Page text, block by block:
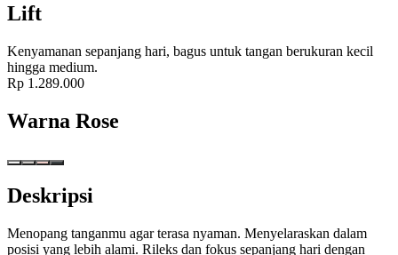
Lift
Kenyamanan sepanjang hari, bagus untuk tangan berukuran kecil
hingga medium.
Rp 1.289.000
Warna Rose
Deskripsi
Menopang tanganmu agar terasa nyaman. Menyelaraskan dalam
posisi yang lebih alami. Rileks dan fokus sepanjang hari dengan